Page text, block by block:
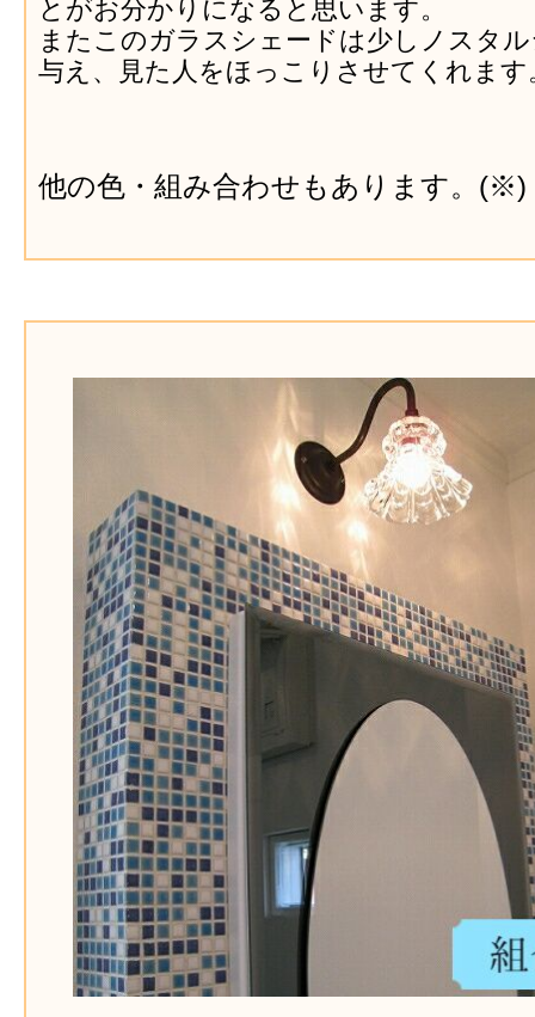
とがお分かりになると思います。
またこのガラスシェードは少しノスタ
与え、見た人をほっこりさせてくれます
他の色・組み合わせもあります。(※)